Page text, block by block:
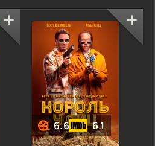
обещает стать
украшением
кинематографа 2023
года. "Призраки в
Венеции" — это
захватывающая
история, в которой
переплетаются
интрига, мистика и
расследование.
Зрителям предстоит
встретиться с
6.6 6.1